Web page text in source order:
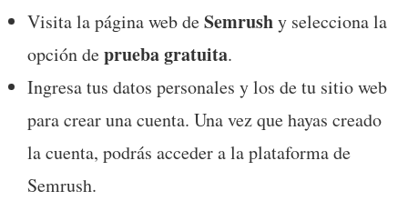
Visita la página web de Semrush y selecciona la
opción de prueba gratuita.
Ingresa tus datos personales y los de tu sitio web
para crear una cuenta. Una vez que hayas creado
la cuenta, podrás acceder a la plataforma de
Semrush.